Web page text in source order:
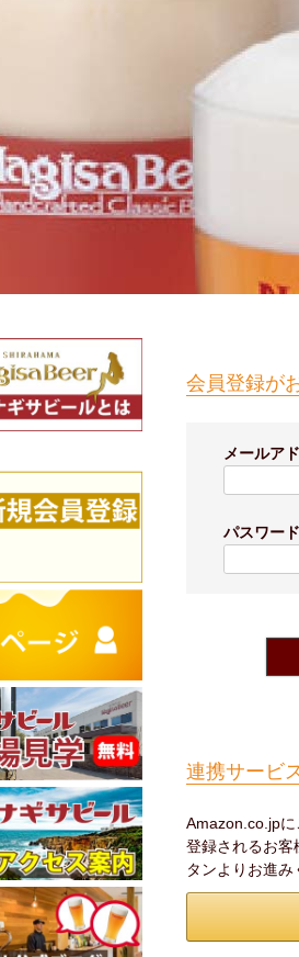
会員登録が
メールア
パスワード
連携サービ
Amazon.co.jp
登録されるお客
タンよりお進み